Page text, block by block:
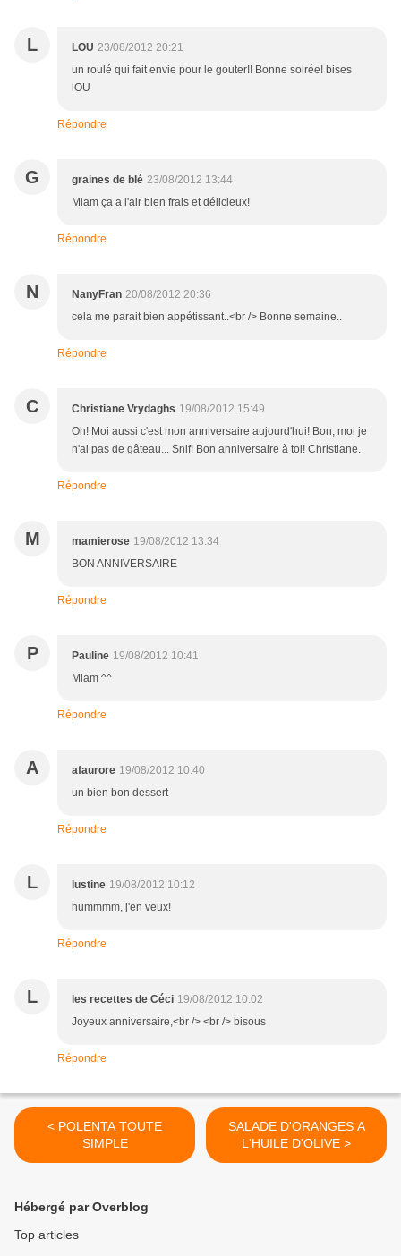
L LOU 23/08/2012 20:21
un roulé qui fait envie pour le gouter!! Bonne soirée! bises
lOU
Répondre
G graines de blé 23/08/2012 13:44
Miam ça a l'air bien frais et délicieux!
Répondre
N NanyFran 20/08/2012 20:36
cela me parait bien appétissant..<br /> Bonne semaine..
Répondre
C Christiane Vrydaghs 19/08/2012 15:49
Oh! Moi aussi c'est mon anniversaire aujourd'hui! Bon, moi je
n'ai pas de gâteau... Snif! Bon anniversaire à toi! Christiane.
Répondre
M mamierose 19/08/2012 13:34
BON ANNIVERSAIRE
Répondre
P Pauline 19/08/2012 10:41
Miam ^^
Répondre
A afaurore 19/08/2012 10:40
un bien bon dessert
Répondre
L lustine 19/08/2012 10:12
hummmm, j'en veux!
Répondre
L les recettes de Céci 19/08/2012 10:02
Joyeux anniversaire,<br /> <br /> bisous
Répondre
< POLENTA TOUTE
SIMPLE
SALADE D'ORANGES A
L'HUILE D'OLIVE >
Hébergé par Overblog
Top articles